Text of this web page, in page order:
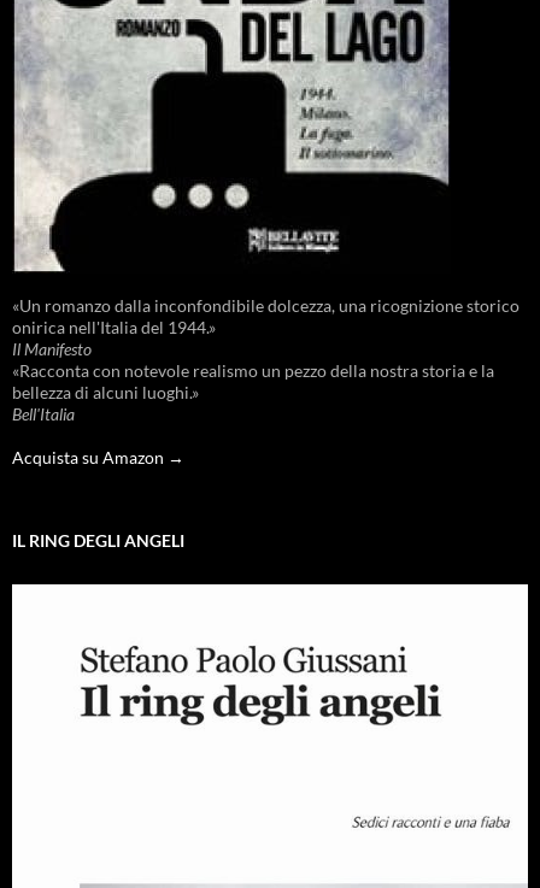
«Un romanzo dalla inconfondibile dolcezza, una ricognizione storico
onirica nell'Italia del 1944.»
Il Manifesto
«Racconta con notevole realismo un pezzo della nostra storia e la
bellezza di alcuni luoghi.»
Bell'Italia
Acquista su Amazon →
IL RING DEGLI ANGELI